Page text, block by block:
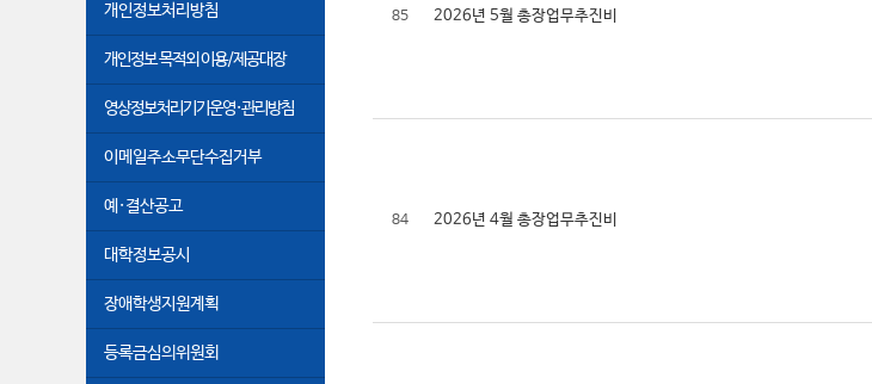
개인정보처리방침
개인정보 목적외 이용/제공대장
영상정보처리기기운영·관리방침
이메일주소무단수집거부
예·결산공고
대학정보공시
장애학생지원계획
등록금심의위원회
85 2026년 5월 총장업무추진비
84 2026년 4월 총장업무추진비